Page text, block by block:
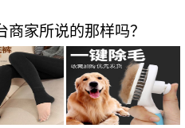
家所说的那样吗？